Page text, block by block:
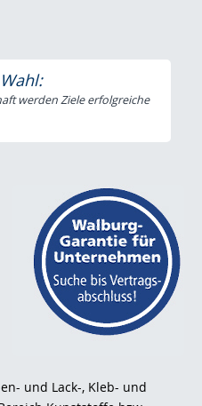
werden Ziele erfolgreiche
und Lack-, Kleb- und